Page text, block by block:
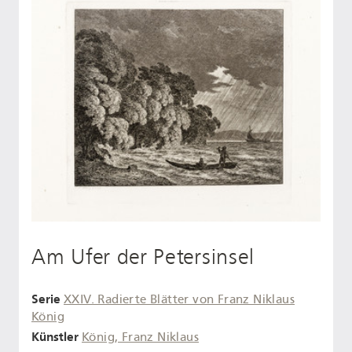
Am Ufer der Petersinsel
Serie XXIV. Radierte Blätter von Franz Niklaus
König
Künstler König, Franz Niklaus